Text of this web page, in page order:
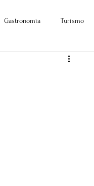
Gastronomía Turismo